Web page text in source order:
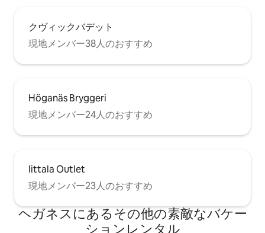
クヴィックバデット
現地メンバー38人のおすすめ
Höganäs Bryggeri
現地メンバー24人のおすすめ
Iittala Outlet
現地メンバー23人のおすすめ
ヘガネスにあるその他の素敵なバケー
ションレンタル